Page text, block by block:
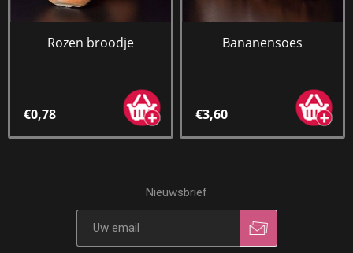
Rozen broodje
€0,78
Bananensoes
€3,60
Nieuwsbrief